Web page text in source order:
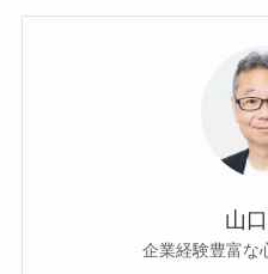
山
企業経験豊富な